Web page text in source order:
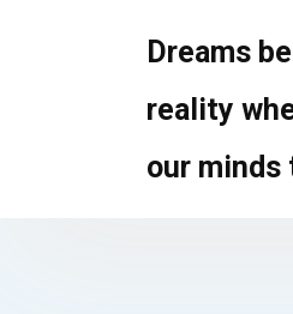
Dreams
reality
our minds